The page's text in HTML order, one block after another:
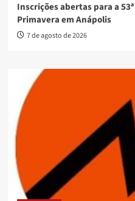
Inscrições abertas para a
Primavera em Anápolis
7 de agosto de 2026